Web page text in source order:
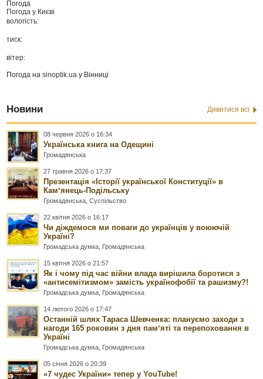
Погода
Погода у Києві
вологість:
тиск:
вітер:
Погода наsinoptik.ua у Вінниці
Новини Дивитися всі
08 червня 2026 о 16:34
Українська книга на Одещині
Громадянська
27 травня 2026 о 17:37
Презентація «Історії української Конституції» в
Камʼянець-Подільську
Громадянська ,Суспільство
22 квітня 2026 о 16:17
Чи діждемося ми поваги до українців у воюючій
Україні?
Громадська думка Громадянська
15 квітня 2026 о 21:57
Як і чому під час війни влада вирішила боротися з
«антисемітизмом» замість українофобії та рашизму?!
Громадська думка Громадянська
14 лютого 2026 о 17:47
Останній шлях Тараса Шевченка: плануємо заходи з
нагоди 165 роковин з дня памʼяті та перепоховання в
Україні
Громадська думка Громадянська
05 січня 2026 о 20:39
«7 чудес України» тепер у YouTube!